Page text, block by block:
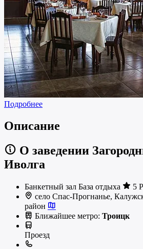
Подробнее
Описание
О заведении
Иволга
Банкетный зал База отдыха
5
село Спас-Прогнанье,
район
Ближайшее метро: Троицк
Проезд